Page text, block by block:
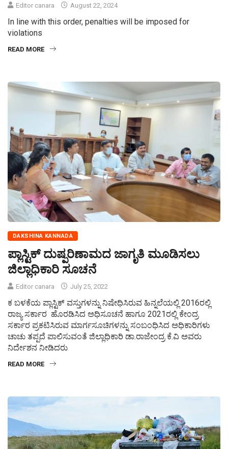
Editor canara August 22, 2024
In line with this order, penalties will be imposed for
violations
READ MORE
DAKSHINA KANNADA
ಪ್ಲಾಸ್ಟಿಕ್ ದುಷ್ಪರಿಣಾಮದ ಜಾಗೃತಿ ಮೂಡಿಸಲು
ಜಿಲ್ಲಾಧಿಕಾರಿ ಸೂಚನೆ
Editor canara July 25, 2022
ಕ ಬಳಕೆಯ ಪ್ಲಾಸ್ಟಿಕ್ ವಸ್ತುಗಳನ್ನು ನಿಷೇಧಿಸಿರುವ ಹಿನ್ನಲೆಯಲ್ಲಿ 2016ರಲ್ಲಿ
ರಾಜ್ಯ ಸರ್ಕಾರ ಹೊರಡಿಸಿದ ಅಧಿಸೂಚನೆ ಹಾಗೂ 2021ರಲ್ಲಿ ಕೇಂದ್ರ
ಸರ್ಕಾರ ಪ್ರಕಟಿಸಿರುವ ಮಾರ್ಗಸೂಚಿಗಳನ್ನು ಸಂಬಂಧಿಸಿದ ಅಧಿಕಾರಿಗಳು
ಚಾಚು ತಪ್ಪದೆ ಪಾಲಿಸುವಂತೆ ಜಿಲ್ಲಾಧಿಕಾರಿ ಡಾ.ರಾಜೇಂದ್ರ ಕೆ.ವಿ ಅವರು
ನಿರ್ದೇಶನ ನೀಡಿದರು
READ MORE